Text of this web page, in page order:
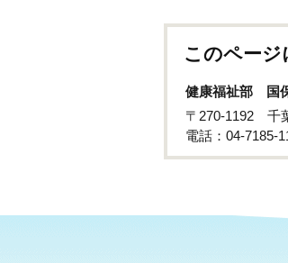
このペー
健康福祉部 国
〒270-1192 千
電話：04-7185-